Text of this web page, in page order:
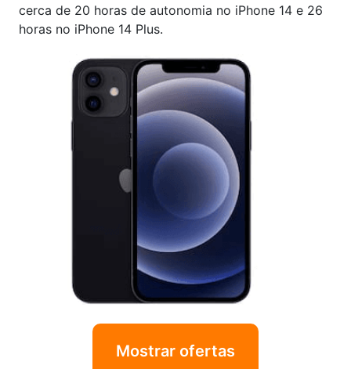
cerca de 20 horas de autonomia no iPhone 14 e 26
horas no iPhone 14 Plus.
Mostrar ofertas